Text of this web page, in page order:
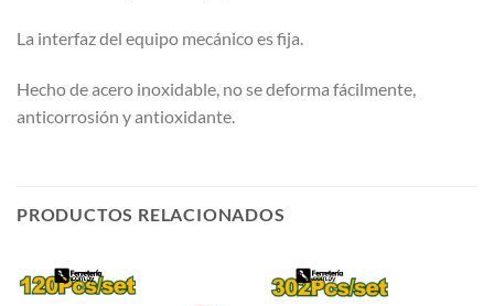
La interfaz del equipo mecánico es fija.
Hecho de acero inoxidable, no se deforma fácilmente,
anticorrosión y antioxidante.
PRODUCTOS RELACIONADOS